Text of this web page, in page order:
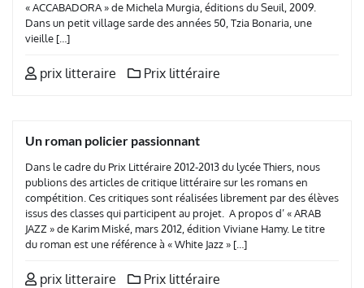
« ACCABADORA » de Michela Murgia, éditions du Seuil, 2009.
Dans un petit village sarde des années 50, Tzia Bonaria, une
vieille […]
prix litteraire Prix littéraire
Un roman policier passionnant
Dans le cadre du Prix Littéraire 2012-2013 du lycée Thiers, nous
publions des articles de critique littéraire sur les romans en
compétition. Ces critiques sont réalisées librement par des élèves
issus des classes qui participent au projet. A propos d’ « ARAB
JAZZ » de Karim Miské, mars 2012, édition Viviane Hamy. Le titre
du roman est une référence à « White Jazz » […]
prix litteraire Prix littéraire